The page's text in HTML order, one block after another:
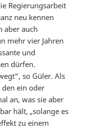
Regierungsarbeit
neu kennen
aber auch
mehr vier Jahren
und
dürfen.
so Güler. Als
ein oder
an, was sie aber
hält, „solange es
zu einem